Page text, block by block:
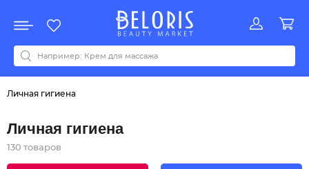
Акции
Все бренды
0-9ABCDEFGHIJKLMNOPQRSTUVWYZАБВДЗИМОКЛНПРСТУФ
Личная гигиена
Личная гигиена
130 товаров